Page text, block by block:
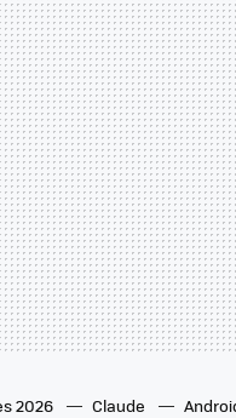
2026 Claude